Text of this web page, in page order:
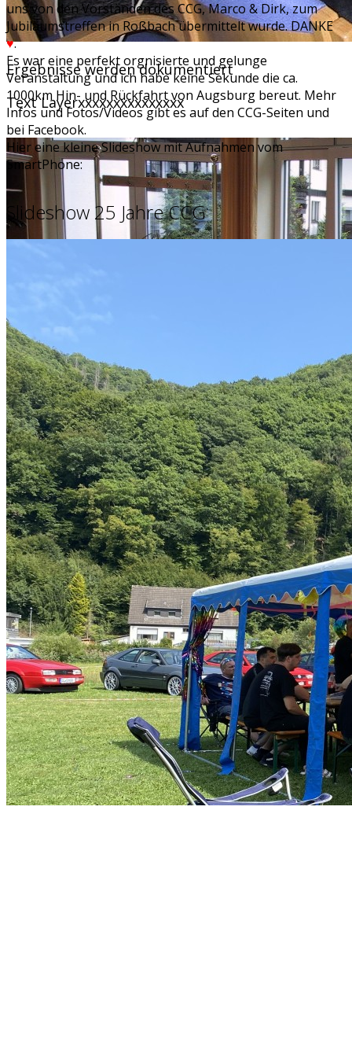
Ergebnisse werden dokumentiert
Text Layerxxxxxxxxxxxxxxx
uns von den Vorständen des CCG, Marco & Dirk, zum
Jubiläumstreffen in Roßbach übermittelt wurde. DANKE
♥.
Es war eine perfekt orgnisierte und gelunge
Veranstaltung und ich habe keine Sekunde die ca.
1000km Hin- und Rückfahrt von Augsburg bereut. Mehr
Infos und Fotos/Videos gibt es auf den CCG-Seiten und
bei Facebook.
Hier eine kleine Slideshow mit Aufnahmen vom
SmartPhone:
Slideshow 25 Jahre CCG